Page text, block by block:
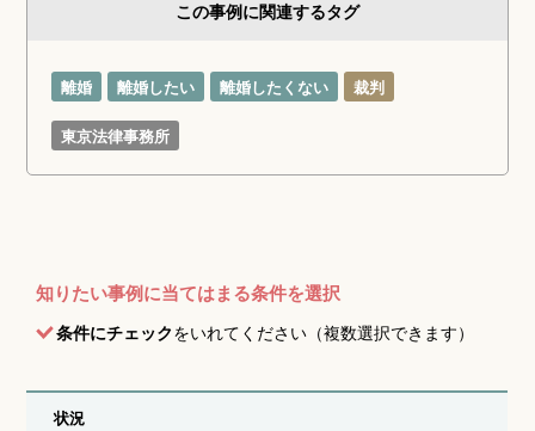
この事例に関連するタグ
離婚 離婚したい 離婚したくない 裁判
東京法律事務所
知りたい事例に当てはまる条件を選択
条件にチェックをいれてください（複数選択できます）
状況